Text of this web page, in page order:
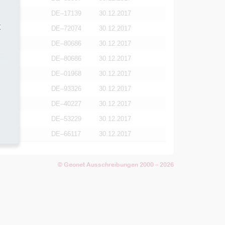
DE–17139
30.12.2017
DE–72074
30.12.2017
DE–80686
30.12.2017
DE–80686
30.12.2017
DE–01968
30.12.2017
DE–93326
30.12.2017
DE–40227
30.12.2017
DE–53229
30.12.2017
DE–66117 30.12.2017
© Geonet Ausschreibungen 2000 – 2026